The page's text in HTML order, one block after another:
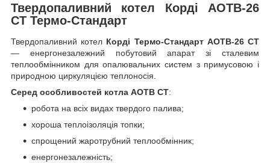
Твердопаливний котел Корді АОТВ-26
СТ Термо-Стандарт
Твердопаливний котел Корді Термо-Стандарт АОТВ-26 СТ
― енергонезалежний побутовий апарат зі сталевим
теплообмінником для опалювальних систем з примусовою і
природною циркуляцією теплоносія.
Серед особливостей котла АОТВ СТ:
робота на всіх видах твердого палива;
хороша теплоізоляція топки;
спрощений жаротрубний теплообмінник;
енергонезалежність;